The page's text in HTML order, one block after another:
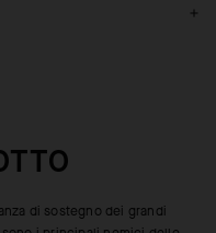
di sostegno dei grandi